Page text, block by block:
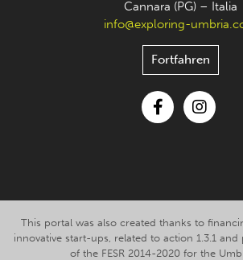
Cannara (PG) – Italia
info@exploring-
Fortfahren
This portal was also created thanks to
innovative start-ups, related to action 1.3.1
of the FESR 2014-2020 for the